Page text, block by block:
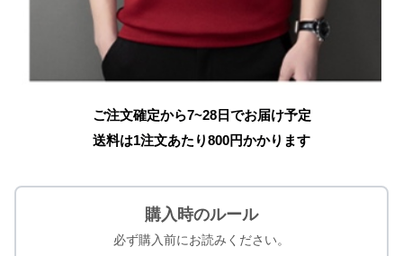
ご注文確定から7~28日でお届け予定
送料は1注文あたり800円かかります
購入時のルール
必ず購入前にお読みください。